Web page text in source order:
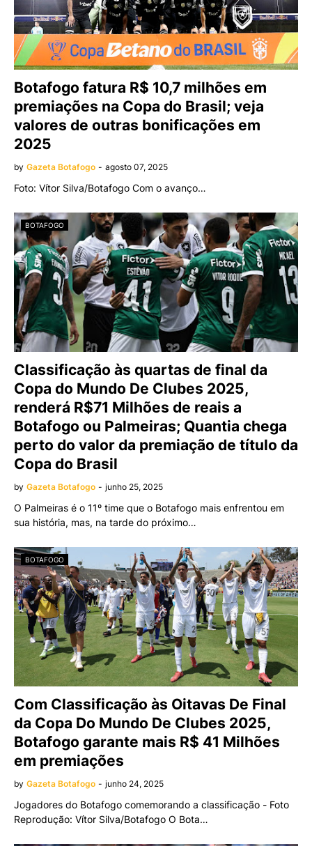
Botafogo fatura R$ 10,7 milhões em
premiações na Copa do Brasil; veja
valores de outras bonificações em
2025
by Gazeta Botafogo - agosto 07, 2025
Foto: Vítor Silva/Botafogo Com o avanço…
BOTAFOGO
Classificação às quartas de final da
Copa do Mundo De Clubes 2025,
renderá R$71 Milhões de reais a
Botafogo ou Palmeiras; Quantia chega
perto do valor da premiação de título da
Copa do Brasil
by Gazeta Botafogo - junho 25, 2025
O Palmeiras é o 11º time que o Botafogo mais enfrentou em
sua história, mas, na tarde do próximo…
BOTAFOGO
Com Classificação às Oitavas De Final
da Copa Do Mundo De Clubes 2025,
Botafogo garante mais R$ 41 Milhões
em premiações
by Gazeta Botafogo - junho 24, 2025
Jogadores do Botafogo comemorando a classificação - Foto
Reprodução: Vítor Silva/Botafogo O Bota…